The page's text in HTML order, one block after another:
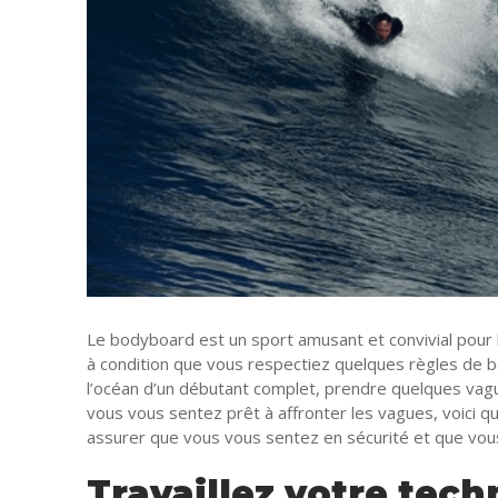
Pour la
Marketing
Web
Société
Gastronomie
Tourisme
Santé-
Droit
Divers
Coronavirus
Le bodyboard est un sport amusant et convivial
à condition que vous respectiez quelques règles de
l’océan d’un débutant complet, prendre quelques
vous vous sentez prêt à affronter les vagues, voici
assurer que vous vous sentez en sécurité et que